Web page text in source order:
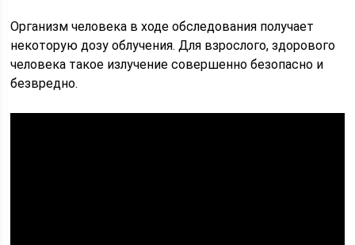
Организм человека в ходе обследования получает
некоторую дозу облучения. Для взрослого, здорового
человека такое излучение совершенно безопасно и
безвредно.